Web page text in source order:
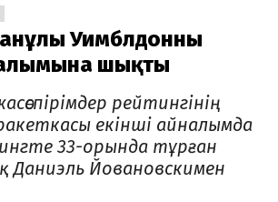
Уимблдонның
шықты
рейтингінің
екінші айналымда
33-орында тұрған
Даниэль Йовановскимен